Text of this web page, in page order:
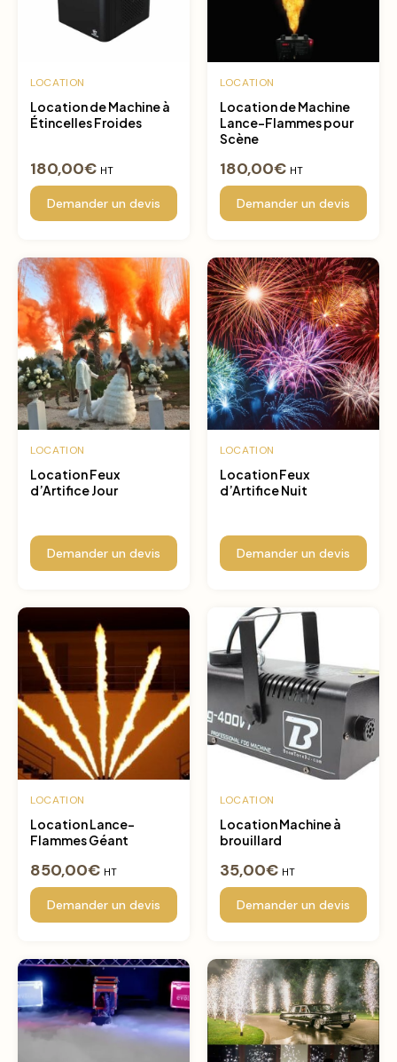
LOCATION
Location de Machine à
Étincelles Froides
180,00€ HT
Demander un devis
LOCATION
Location de Machine
Lance-Flammes pour
Scène
180,00€ HT
Demander un devis
LOCATION
Location Feux
d’Artifice Jour
Demander un devis
LOCATION
Location Feux
d’Artifice Nuit
Demander un devis
LOCATION
Location Lance-
Flammes Géant
850,00€ HT
Demander un devis
LOCATION
Location Machine à
brouillard
35,00€ HT
Demander un devis